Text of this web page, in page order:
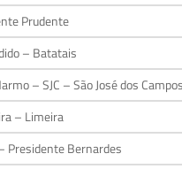
Prudente
– Batatais
– SJC – São José dos
– Limeira
Presidente Bernardes